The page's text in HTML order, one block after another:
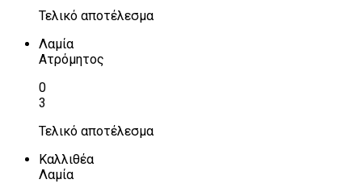
Τελικό αποτέλεσμα
Λαμία
Ατρόμητος
0
3
Τελικό αποτέλεσμα
Καλλιθέα
Λαμία